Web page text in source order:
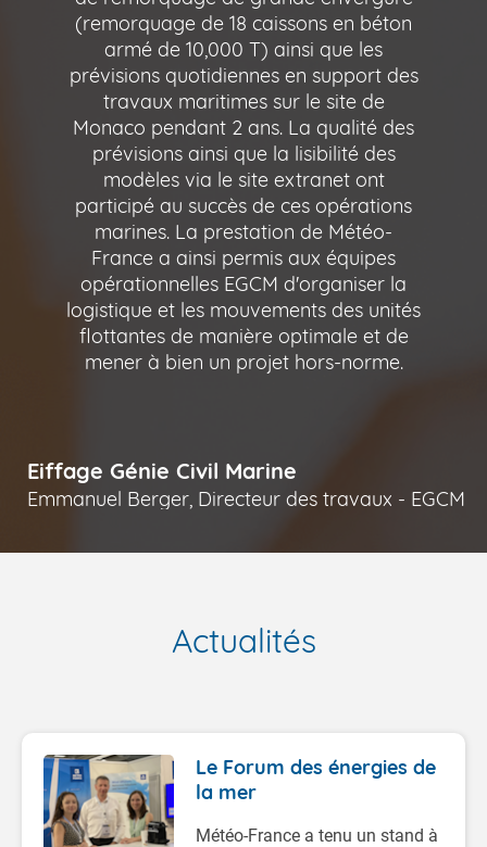
(remorquage de 18 caissons en béton
armé de 10,000 T) ainsi que les
prévisions quotidiennes en support des
travaux maritimes sur le site de
Monaco pendant 2 ans. La qualité des
prévisions ainsi que la lisibilité des
modèles via le site extranet ont
participé au succès de ces opérations
marines. La prestation de Météo-
France a ainsi permis aux équipes
opérationnelles EGCM d'organiser la
logistique et les mouvements des unités
flottantes de manière optimale et de
mener à bien un projet hors-norme.
Eiffage Génie Civil Marine
Emmanuel Berger, Directeur des travaux - EGCM
Actualités
Le Forum des énergies de
la mer
Météo-France a tenu un stand à